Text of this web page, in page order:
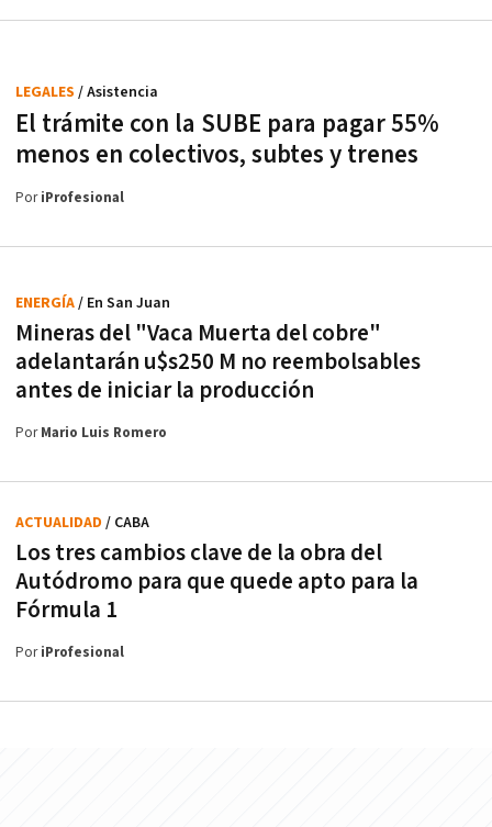
El trámite con la SUBE para pagar 55%
menos en colectivos, subtes y trenes
LEGALES / Asistencia
PoriProfesional
Mineras del "Vaca Muerta del cobre"
adelantarán u$s250 M no reembolsables
antes de iniciar la producción
ENERGÍA/ En San Juan
PorMario Luis Romero
Los tres cambios clave de la obra del
Autódromo para que quede apto para la
Fórmula 1
ACTUALIDAD / CABA
PoriProfesional